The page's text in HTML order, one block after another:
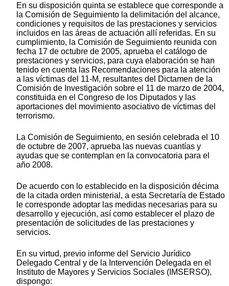
En su disposición quinta se establece que corresponde a
la Comisión de Seguimiento la delimitación del alcance,
condiciones y requisitos de las prestaciones y servicios
incluidos en las áreas de actuación allí referidas. En su
cumplimiento, la Comisión de Seguimiento reunida con
fecha 17 de octubre de 2005, aprueba el catálogo de
prestaciones y servicios, para cuya elaboración se han
tenido en cuenta las Recomendaciones para la atención
a las víctimas del 11-M, resultantes del Dictamen de la
Comisión de Investigación sobre el 11 de marzo de 2004,
constituida en el Congreso de los Diputados y las
aportaciones del movimiento asociativo de víctimas del
terrorismo.
La Comisión de Seguimiento, en sesión celebrada el 10
de octubre de 2007, aprueba las nuevas cuantías y
ayudas que se contemplan en la convocatoria para el
año 2008.
De acuerdo con lo establecido en la disposición décima
de la citada orden ministerial, a esta Secretaría de Estado
le corresponde adoptar las medidas necesarias para su
desarrollo y ejecución, así como establecer el plazo de
presentación de solicitudes de las prestaciones y
servicios.
En su virtud, previo informe del Servicio Jurídico
Delegado Central y de la Intervención Delegada en el
Instituto de Mayores y Servicios Sociales (IMSERSO),
dispongo: